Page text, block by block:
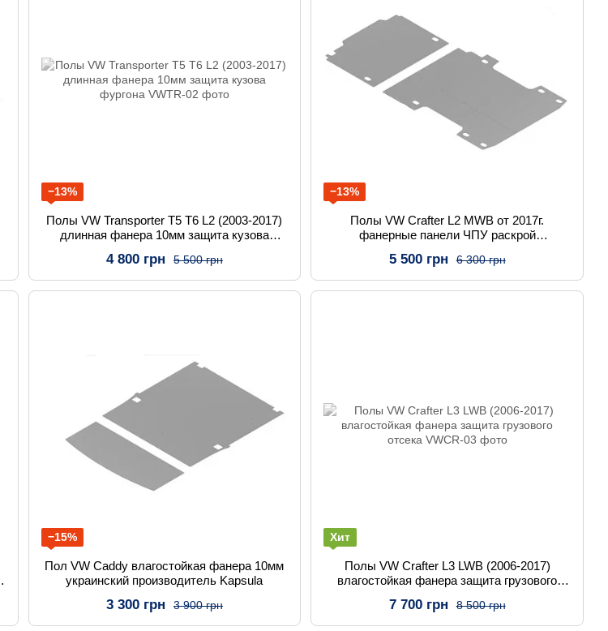
−13%
Полы VW Transporter T5 T6 L2 (2003-2017)
длинная фанера 10мм защита кузова
5 500 грн
4 800 грн
−13%
Полы VW Crafter L2 MWB от 2017г.
фанерные панели ЧПУ раскрой
6 300 грн
5 500 грн
−15%
Пол VW Caddy влагостойкая фанера 10мм
украинский производитель Kapsula
3 900 грн
3 300 грн
Хит
Полы VW Crafter L3 LWB (2006-2017)
влагостойкая фанера защита грузового
8 500 грн
7 700 грн